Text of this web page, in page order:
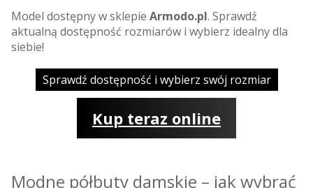
Model dostępny w sklepie Armodo.pl. Sprawdź
aktualną dostępność rozmiarów i wybierz idealny dla
siebie!
Sprawdź dostępność i wybierz swój rozmiar
Kup teraz online
Modne półbuty damskie – jak wybrać